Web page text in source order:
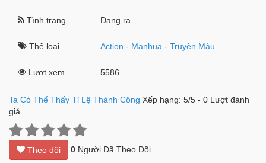
Tình trạng Đang ra
Thể loại Action - Manhua -Truyện Màu
Lượt xem 5586
Ta Có Thể Thấy Tỉ Lệ Thành Công Xếp hạng: 5/5 - 0 Lượt đánh
giá.
Theo dõi 0 Người Đã Theo Dõi